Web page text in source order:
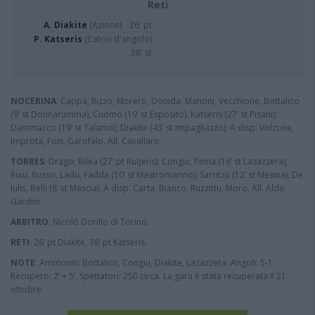
Reti
A. Diakite (Azione)
26' pt
P. Katseris (Calcio d'angolo)
38' st
NOCERINA: Cappa; Rizzo, Morero, Donida; Manoni, Vecchione, Bottalico
(9’ st Donnarumma), Cuomo (19’ st Esposito), Katseris (27’ st Pisani);
Dammacco (19’ st Talamo), Diakite (43’ st Impagliazzo). A disp. Volzone,
Improta, Fois, Garofalo. All. Cavallaro
TORRES: Drago; Bilea (27’ pt Rutjens), Congiu, Pinna (16’ st Lazazzera),
Ruiu; Russo, Ladu, Fadda (10’ st Mastromarino); Sarritzu (12’ st Mesina), De
Iulis, Belli (8’ st Mascia). A disp. Carta, Bianco, Ruzzittu, Moro. All. Aldo
Gardini
ARBITRO: Nicolò Dorillo di Torino.
RETI: 26’ pt Diakite, 38’ pt Katseris.
NOTE: Ammoniti: Bottalico, Congiu, Diakite, Lazazzera. Angoli: 5-1.
Recupero: 2’ + 5’. Spettatori: 250 circa. La gara è stata recuperata il 21
ottobre.